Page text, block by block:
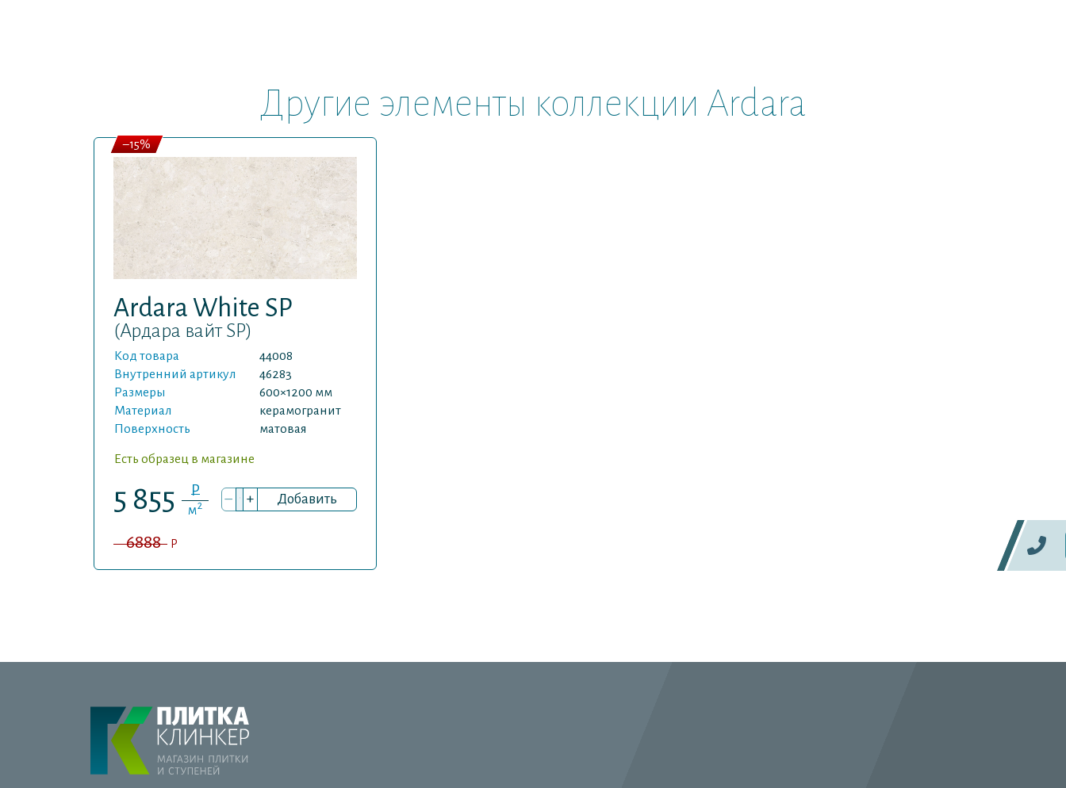
Другие элементы коллекции Ardara
Ardara White SP
(Ардара вайт SP)
Код товара
44008
Внутренний артикул
46283
Размеры
600×1200 мм
Материал
керамогранит
Поверхность
матовая
Есть образец в магазине
5 855 P
м2 – + Добавить
6888 P
–15%